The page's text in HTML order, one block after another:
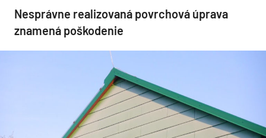
Nesprávne realizovaná povrchová úprava
znamená poškodenie